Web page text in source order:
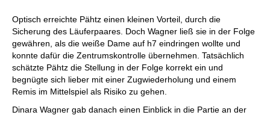
Optisch erreichte Pähtz einen kleinen Vorteil, durch die
Sicherung des Läuferpaares. Doch Wagner ließ sie in der Folge
gewähren, als die weiße Dame auf h7 eindringen wollte und
konnte dafür die Zentrumskontrolle übernehmen. Tatsächlich
schätzte Pähtz die Stellung in der Folge korrekt ein und
begnügte sich lieber mit einer Zugwiederholung und einem
Remis im Mittelspiel als Risiko zu gehen.
Dinara Wagner gab danach einen Einblick in die Partie an der